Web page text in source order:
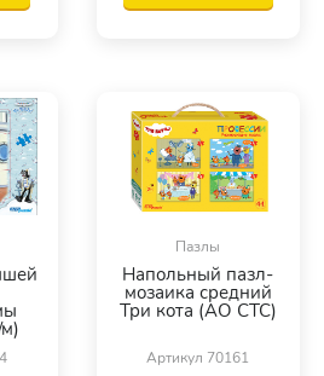
Пазлы
Напольный пазл-
мозаика средний
Три кота (АО СТС)
Артикул 70161